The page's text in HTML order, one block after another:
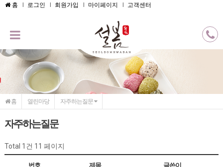
메인콘텐츠 바로가기
홈 로그인 회원가입 마이페이지 고객센터
홈 열린마당 자주하는질문
자주하는질문
Total 1건 11 페이지
번호 제목 글쓴이